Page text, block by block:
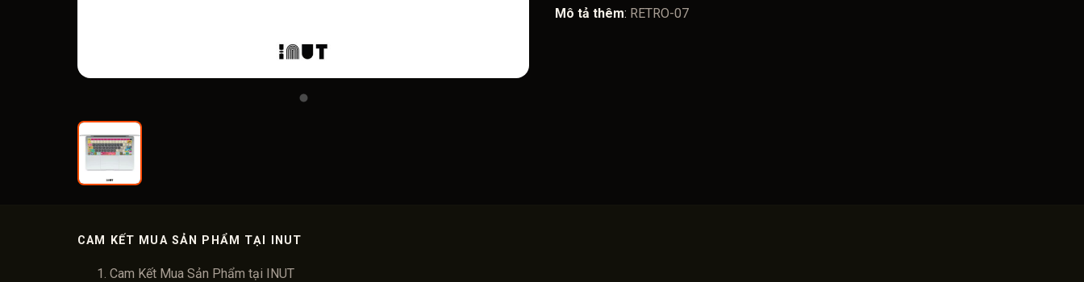
Mô tả thêm: RETRO-07
CAM KẾT MUA SẢN PHẨM TẠI INUT
Cam Kết Mua Sản Phẩm tại INUT